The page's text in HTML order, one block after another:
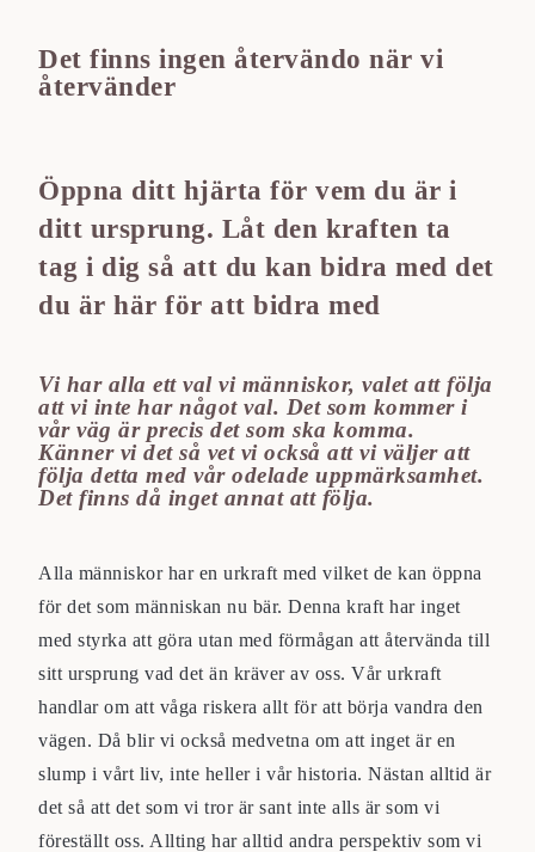
Det finns ingen återvändo när vi
återvänder
Öppna ditt hjärta för vem du är i
ditt ursprung. Låt den kraften ta
tag i dig så att du kan bidra med det
du är här för att bidra med
Vi har alla ett val vi människor, valet att följa
att vi inte har något val. Det som kommer i
vår väg är precis det som ska komma.
Känner vi det så vet vi också att vi väljer att
följa detta med vår odelade uppmärksamhet.
Det finns då inget annat att följa.
Alla människor har en urkraft med vilket de kan öppna
för det som människan nu bär. Denna kraft har inget
med styrka att göra utan med förmågan att återvända till
sitt ursprung vad det än kräver av oss. Vår urkraft
handlar om att våga riskera allt för att börja vandra den
vägen. Då blir vi också medvetna om att inget är en
slump i vårt liv, inte heller i vår historia. Nästan alltid är
det så att det som vi tror är sant inte alls är som vi
föreställt oss. Allting har alltid andra perspektiv som vi